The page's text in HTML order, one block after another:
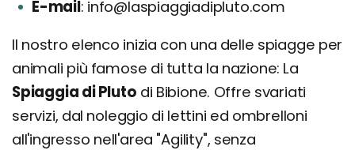
E-mail info@laspiaggiadipluto.com
Il nostro elenco inizia con una delle spiagge per
animali più famose di tutta la nazione: La
Spiaggia di Pluto di Bibione. Offre svariati
servizi, dal noleggio di lettini ed ombrelloni
all'ingresso nell'area "Agility", senza